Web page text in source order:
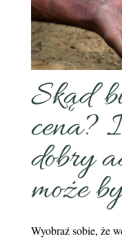
Skąd
cena?
dobry
może
Wyobraź sobie, że